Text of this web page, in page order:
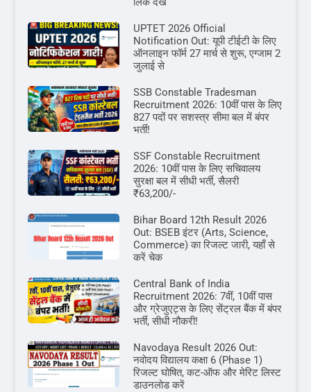
UPTET 2026 Official
Notification Out: यूपी टीईटी के लिए
ऑनलाइन फॉर्म 27 मार्च से शुरू, एग्जाम 2
जुलाई से
SSB Constable Tradesman
Recruitment 2026: 10वीं पास के लिए
827 पदों पर सशस्त्र सीमा बल में बंपर
भर्ती!
SSF Constable Recruitment
2026: 10वीं पास के लिए सचिवालय
सुरक्षा बल में सीधी भर्ती, सैलरी
₹63,200/-
Bihar Board 12th Result 2026
Out: BSEB इंटर (Arts, Science,
Commerce) का रिजल्ट जारी, यहाँ से
करें चेक
Central Bank of India
Recruitment 2026: 7वीं, 10वीं पास
और ग्रेजुएट्स के लिए सेंट्रल बैंक में बंपर
भर्ती, सीधी नौकरी!
Navodaya Result 2026 Out:
नवोदय विद्यालय कक्षा 6 (Phase 1)
रिजल्ट घोषित, कट-ऑफ और मेरिट लिस्ट
डाउनलोड करें